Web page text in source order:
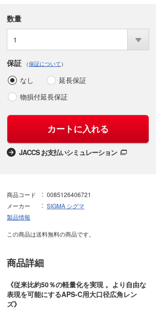
数量
1
保証 （保証について）
なし
延長保証
物損付延長保証
カートに入れる
JACCS お支払いシミュレーション
商品コード
0085126406721
メーカー
SIGMA シグマ
製品情報
この商品は送料無料の商品です。
商品詳細
《従来⽐約50％の軽量化を実現 。より⾃由な
表現を可能にするAPS-C⽤⼤⼝径広⾓レン
ズ》